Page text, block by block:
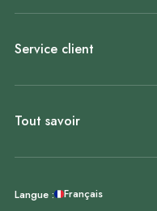
Service client
Tout savoir
Langue : Français